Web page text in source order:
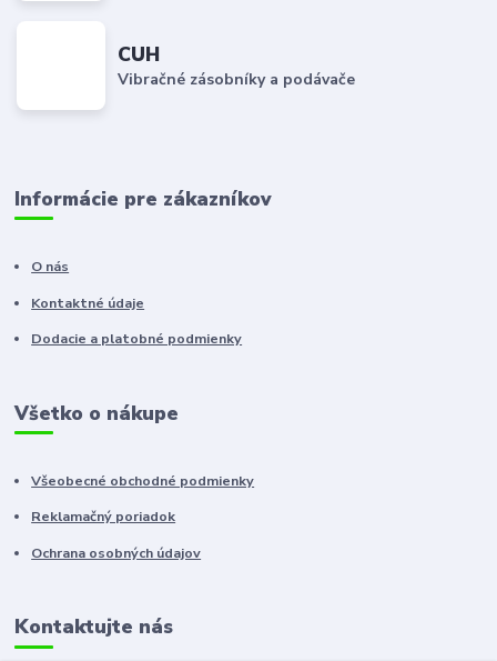
CUH
Vibračné zásobníky a podávače
Informácie pre zákazníkov
O nás
Kontaktné údaje
Dodacie a platobné podmienky
Všetko o nákupe
Všeobecné obchodné podmienky
Reklamačný poriadok
Ochrana osobných údajov
Kontaktujte nás